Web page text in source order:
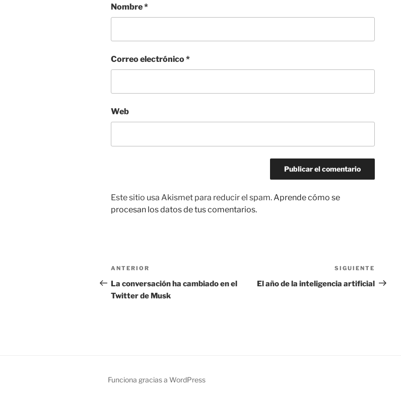
Nombre*
Correo electrónico*
Web
Este sitio usa Akismet para reducir el spam. Aprende cómo se
procesan los datos de tus comentarios.
Navegación
de
entradas
Entrada
anterior:
ANTERIOR
La conversación ha cambiado en el
Twitter de Musk
entrada
SIGUIENTE
El año de la inteligencia artificial
Funciona gracias a WordPress